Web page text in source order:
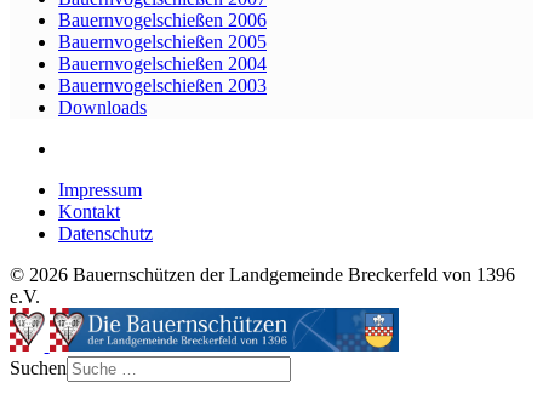
Bauernvogelschießen 2006
Bauernvogelschießen 2005
Bauernvogelschießen 2004
Bauernvogelschießen 2003
Downloads
Impressum
Kontakt
Datenschutz
© 2026 Bauernschützen der Landgemeinde Breckerfeld von 1396
e.V.
Suchen